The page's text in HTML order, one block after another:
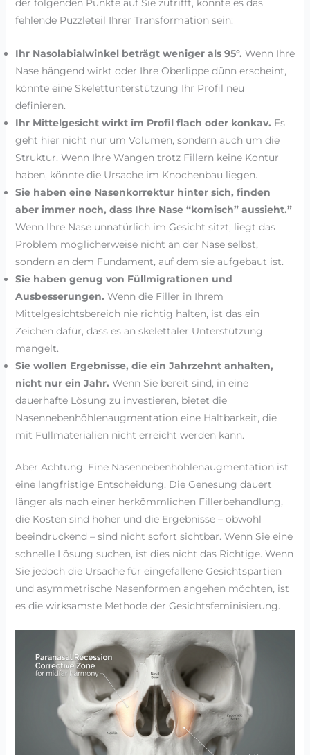
der folgenden Punkte auf Sie zutrifft, könnte es das
fehlende Puzzleteil Ihrer Transformation sein:
Ihr Nasolabialwinkel beträgt weniger als 95°. Wenn Ihre
Nase hängend wirkt oder Ihre Oberlippe dünn erscheint,
könnte eine Skelettunterstützung Ihr Profil neu
definieren.
Ihr Mittelgesicht wirkt im Profil flach oder konkav. Es
geht hier nicht nur um Volumen, sondern auch um die
Struktur. Wenn Ihre Wangen trotz Fillern keine Kontur
haben, könnte die Ursache im Knochenbau liegen.
Sie haben eine Nasenkorrektur hinter sich, finden
aber immer noch, dass Ihre Nase “komisch” aussieht.”
Wenn Ihre Nase unnatürlich im Gesicht sitzt, liegt das
Problem möglicherweise nicht an der Nase selbst,
sondern an dem Fundament, auf dem sie aufgebaut ist.
Sie haben genug von Füllmigrationen und
Ausbesserungen. Wenn die Filler in Ihrem
Mittelgesichtsbereich nie richtig halten, ist das ein
Zeichen dafür, dass es an skelettaler Unterstützung
mangelt.
Sie wollen Ergebnisse, die ein Jahrzehnt anhalten,
nicht nur ein Jahr. Wenn Sie bereit sind, in eine
dauerhafte Lösung zu investieren, bietet die
Nasennebenhöhlenaugmentation eine Haltbarkeit, die
mit Füllmaterialien nicht erreicht werden kann.
Aber Achtung: Eine Nasennebenhöhlenaugmentation ist
eine langfristige Entscheidung. Die Genesung dauert
länger als nach einer herkömmlichen Fillerbehandlung,
die Kosten sind höher und die Ergebnisse – obwohl
beeindruckend – sind nicht sofort sichtbar. Wenn Sie eine
schnelle Lösung suchen, ist dies nicht das Richtige. Wenn
Sie jedoch die Ursache für eingefallene Gesichtspartien
und asymmetrische Nasenformen angehen möchten, ist
es die wirksamste Methode der Gesichtsfeminisierung.